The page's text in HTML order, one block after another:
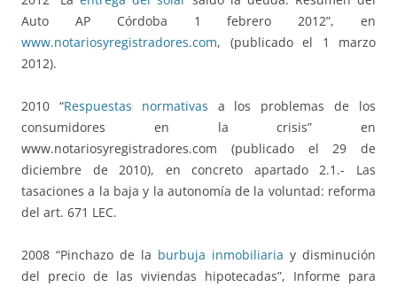
Auto AP Córdoba 1 febrero 2012”, en
www.notariosyregistradores.com, (publicado el 1 marzo
2012).
2010 “Respuestas normativas a los problemas de los
consumidores en la crisis” en
www.notariosyregistradores.com (publicado el 29 de
diciembre de 2010), en concreto apartado 2.1.- Las
tasaciones a la baja y la autonomía de la voluntad: reforma
del art. 671 LEC.
2008 “Pinchazo de la burbuja inmobiliaria y disminución
del precio de las viviendas hipotecadas”, Informe para